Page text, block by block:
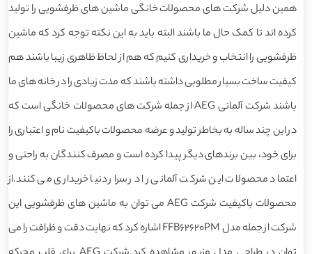
همین دلیل شرکت های محصولات خانگی ماشین های ظرفشویی را تولید
کرده اند تا کمک حال ما باشند البته باید به این نکته توجه کرد که ماشین
ظرفشویی را انتخاب و خریداری کنیم که هم از لحاظ ظاهری زیبا باشند هم
کیفیت ساخت بسیار مطلوبی داشته باشند که مدت زیادی را در خانه های ما
باشند شرکت آلمانی AEG از جمله شرکت های محصولات خانگی است که
در این چند ساله به بخاطر تولید و عرضه محصولات باکیفیت نام و اعتباری را
برای خود، بین برندهای دیگر پیدا کرده است و مصرف کنندگان به راحتی و
اعتماد محصولات این شرکت آلمانی را در سرار دنیا خریداری می کنند.از
محصولات باکیفیت شرکت AEG می توان به ماشین های ظرفشویی این
شرکت از جمله مدل FFB62620PM اشاره کرد که نهایت دقت و ظرافت را می